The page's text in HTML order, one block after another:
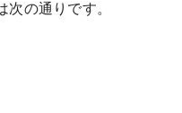
の通りです。